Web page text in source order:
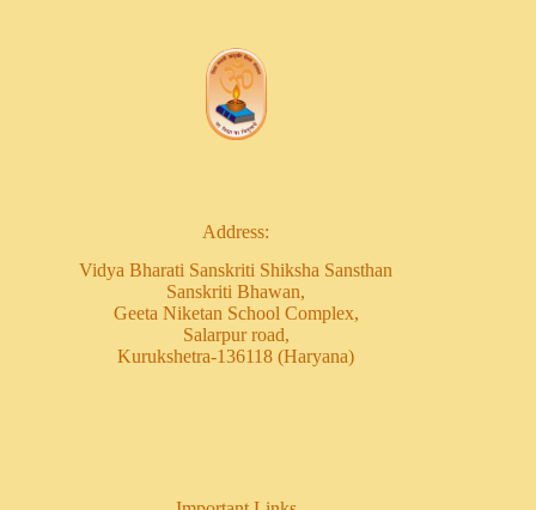
Address:
Vidya Bharati Sanskriti Shiksha Sansthan
Sanskriti Bhawan,
Geeta Niketan School Complex,
Salarpur road,
Kurukshetra-136118 (Haryana)